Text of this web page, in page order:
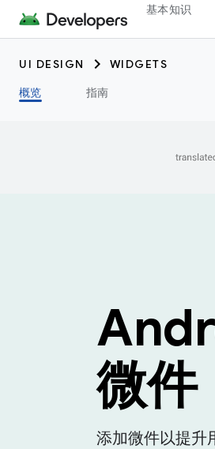
基本知识
UI DESIGN
WIDGETS
概览
指南
微件
添加微件以提升